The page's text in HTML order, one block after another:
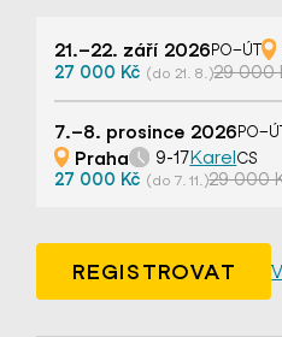
21.–22. září 2026 PO–ÚT
27 000 Kč (do 21. 8.)29 000
7.–8. prosince 2026
Praha 9-17KarelCS
27 000 Kč (do 7. 11.)29 000
REGISTROVAT